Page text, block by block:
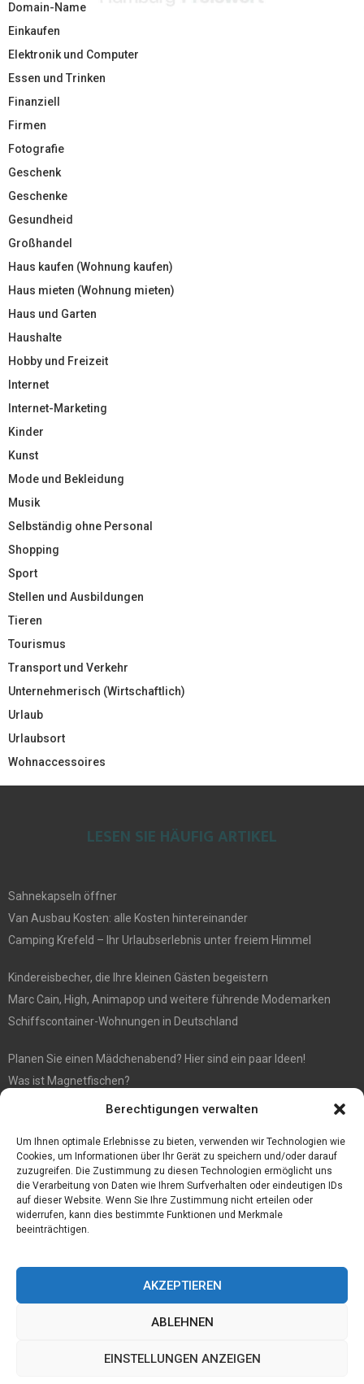
Berechtigungen verwalten
Um Ihnen optimale Erlebnisse zu bieten, verwenden wir Technologien wie
Cookies, um Informationen über Ihr Gerät zu speichern und/oder darauf
zuzugreifen. Die Zustimmung zu diesen Technologien ermöglicht uns
die Verarbeitung von Daten wie Ihrem Surfverhalten oder eindeutigen IDs
auf dieser Website. Wenn Sie Ihre Zustimmung nicht erteilen oder
widerrufen, kann dies bestimmte Funktionen und Merkmale
beeinträchtigen.
AKZEPTIEREN
ABLEHNEN
EINSTELLUNGEN ANZEIGEN
Domain-Name
Einkaufen
Elektronik und Computer
Essen und Trinken
Finanziell
Firmen
Fotografie
Geschenk
Geschenke
Gesundheid
Großhandel
Haus kaufen (Wohnung kaufen)
Haus mieten (Wohnung mieten)
Haus und Garten
Haushalte
Hobby und Freizeit
Internet
Internet-Marketing
Kinder
Kunst
Mode und Bekleidung
Musik
Selbständig ohne Personal
Shopping
Sport
Stellen und Ausbildungen
Tieren
Tourismus
Transport und Verkehr
Unternehmerisch (Wirtschaftlich)
Urlaub
Urlaubsort
Wohnaccessoires
LESEN SIE HÄUFIG ARTIKEL
Sahnekapseln öffner
Van Ausbau Kosten: alle Kosten hintereinander
Camping Krefeld – Ihr Urlaubserlebnis unter freiem Himmel
Kindereisbecher, die Ihre kleinen Gästen begeistern
Marc Cain, High, Animapop und weitere führende Modemarken
Schiffscontainer-Wohnungen in Deutschland
Planen Sie einen Mädchenabend? Hier sind ein paar Ideen!
Was ist Magnetfischen?
FIFA 21 FOF PTG Überprüfung
Sport Kort: Chelsea-Trainer pausiert für ein Spiel